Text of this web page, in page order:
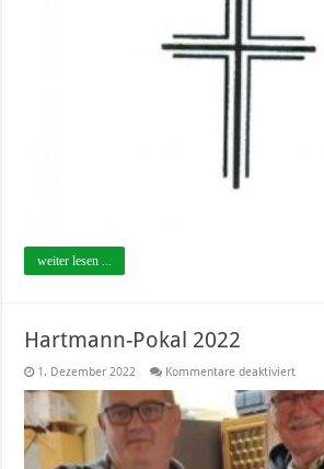
weiter lesen ...
Hartmann-Pokal 2022
1. Dezember 2022 Kommentare deaktiviertfür
Pokal
2022